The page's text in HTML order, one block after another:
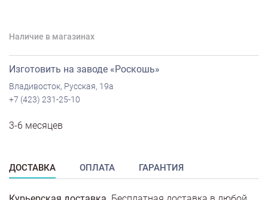
Наличие в магазинах
Изготовить на заводе «Роскошь»
Владивосток, Русская, 19а
+7 (423) 231-25-10
3-6 месяцев
ДОСТАВКА ОПЛАТА ГАРАНТИЯ